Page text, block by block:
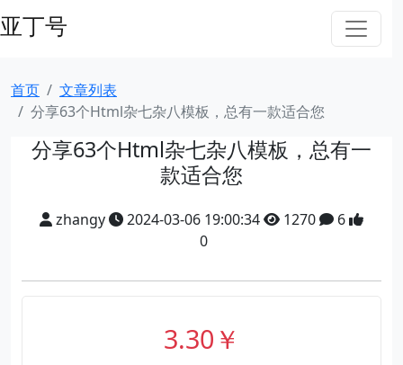
亚丁号
首页
文章列表
分享63个Html杂七杂八模板，总有一款适合您
分享63个Html杂七杂八模板，总有一
款适合您
zhangy 2024-03-06 19:00:34 1270
6
0
3.30￥